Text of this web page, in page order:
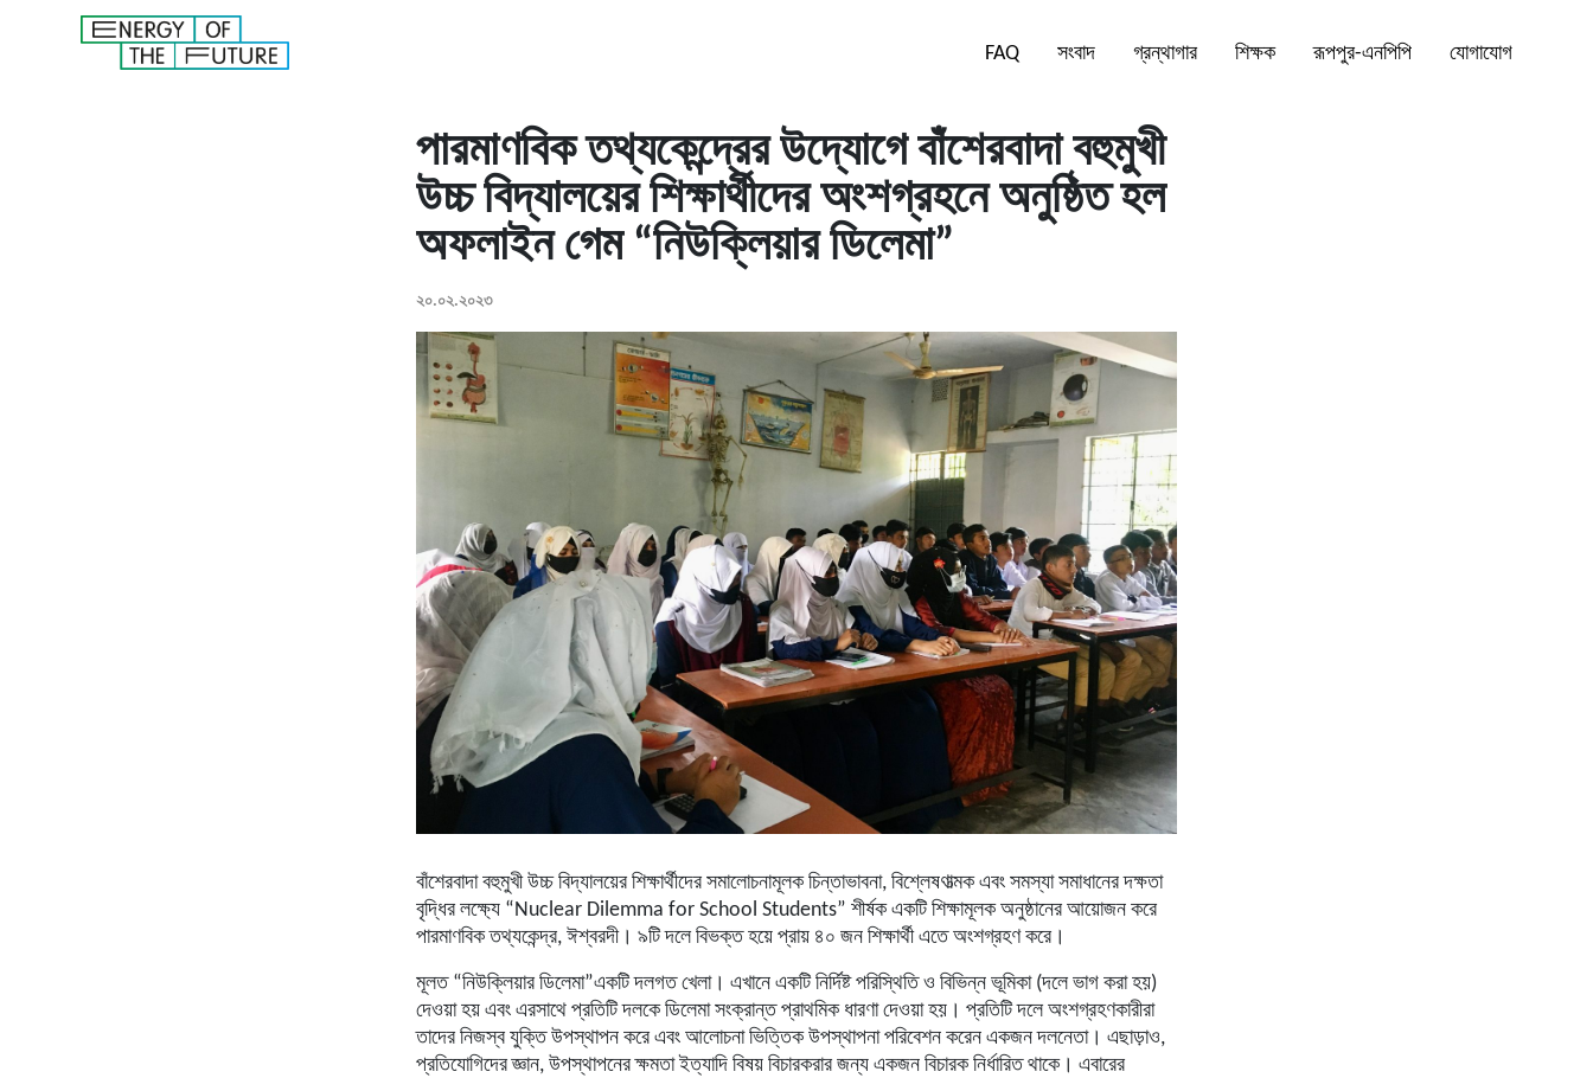
FAQ সংবাদ গ্রন্থাগার শিক্ষক রূপপুর-এনপিপি যোগাযোগ
পারমাণবিক তথ্যকেন্দ্রের উদ্যোগে বাঁশেরবাদা বহুমুখী
উচ্চ বিদ্যালয়ের শিক্ষার্থীদের অংশগ্রহনে অনুষ্ঠিত হল
অফলাইন গেম “নিউক্লিয়ার ডিলেমা”
২০.০২.২০২৩
বাঁশেরবাদা বহুমুখী উচ্চ বিদ্যালয়ের শিক্ষার্থীদের সমালোচনামূলক চিন্তাভাবনা, বিশ্লেষণাত্মক এবং সমস্যাসমাধানের দক্ষতা
বৃদ্ধির লক্ষ্যে “Nuclear Dilemma for School Students” শীর্ষক একটি শিক্ষামূলকঅনুষ্ঠানের আয়োজন করে
পারমাণবিক তথ্যকেন্দ্র, ঈশ্বরদী। ৯টি দলে বিভক্ত হয়ে প্রায় ৪০ জন শিক্ষার্থী এতেঅংশগ্রহণ করে।
মূলত“নিউক্লিয়ার ডিলেমা”একটি দলগত খেলা। এখানে একটি নির্দিষ্ট পরিস্থিতি ও বিভিন্ন ভূমিকা(দলেভাগ করাহয়)
দেওয়া হয় এবং এরসাথে প্রতিটি দলকে ডিলেমা সংক্রান্ত প্রাথমিক ধারণা দেওয়া হয়। প্রতিটিদলে অংশগ্রহণকারীরা
তাদের নিজস্ব যুক্তি উপস্থাপন করে এবং আলোচনা ভিত্তিক উপস্থাপনা পরিবেশন করেন একজন দলনেতা। এছাড়াও,
প্রতিযোগিদের জ্ঞান, উপস্থাপনের ক্ষমতা ইত্যাদি বিষয় বিচারকরার জন্য একজন বিচারক নির্ধারিত থাকে। এবারের